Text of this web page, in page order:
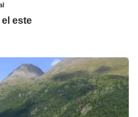
este